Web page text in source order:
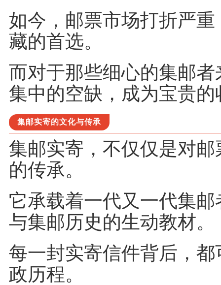
如今，邮票市场打折严
藏的首选。
而对于那些细心的集邮
集中的空缺，成为宝贵
集邮实寄的文化与传承
集邮实寄，不仅仅是对
的传承。
它承载着一代又一代集
与集邮历史的生动教材。
每一封实寄信件背后，
政历程。